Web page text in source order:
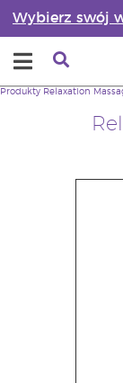
Wybierz swój
Produkty Relaxation